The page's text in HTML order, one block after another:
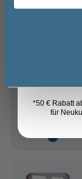
Email
*50 € Rabatt
für